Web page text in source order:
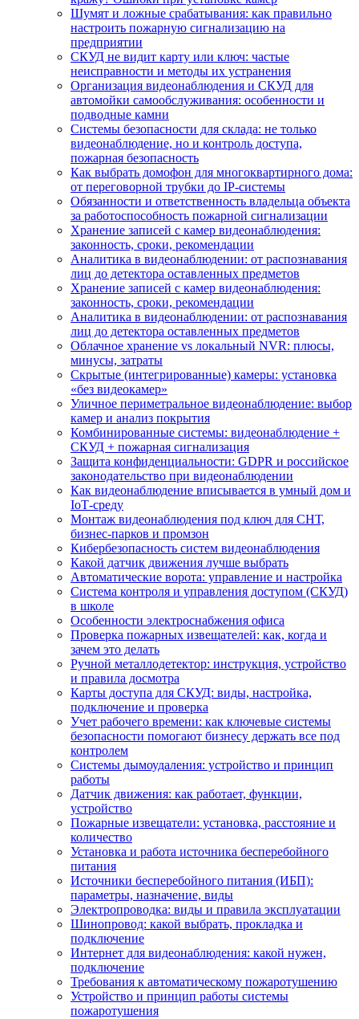
Шумят и ложные срабатывания: как правильно
настроить пожарную сигнализацию на
предприятии
СКУД не видит карту или ключ: частые
неисправности и методы их устранения
Организация видеонаблюдения и СКУД для
автомойки самообслуживания: особенности и
подводные камни
Системы безопасности для склада: не только
видеонаблюдение, но и контроль доступа,
пожарная безопасность
Как выбрать домофон для многоквартирного дома:
от переговорной трубки до IP-системы
Обязанности и ответственность владельца объекта
за работоспособность пожарной сигнализации
Хранение записей с камер видеонаблюдения:
законность, сроки, рекомендации
Аналитика в видеонаблюдении: от распознавания
лиц до детектора оставленных предметов
Хранение записей с камер видеонаблюдения:
законность, сроки, рекомендации
Аналитика в видеонаблюдении: от распознавания
лиц до детектора оставленных предметов
Облачное хранение vs локальный NVR: плюсы,
минусы, затраты
Скрытые (интегрированные) камеры: установка
«без видеокамер»
Уличное периметральное видеонаблюдение: выбор
камер и анализ покрытия
Комбинированные системы: видеонаблюдение +
СКУД + пожарная сигнализация
Защита конфиденциальности: GDPR и российское
законодательство при видеонаблюдении
Как видеонаблюдение вписывается в умный дом и
IoT‑среду
Монтаж видеонаблюдения под ключ для СНТ,
бизнес‑парков и промзон
Кибербезопасность систем видеонаблюдения
Какой датчик движения лучше выбрать
Автоматические ворота: управление и настройка
Система контроля и управления доступом (СКУД)
в школе
Особенности электроснабжения офиса
Проверка пожарных извещателей: как, когда и
зачем это делать
Ручной металлодетектор: инструкция, устройство
и правила досмотра
Карты доступа для СКУД: виды, настройка,
подключение и проверка
Учет рабочего времени: как ключевые системы
безопасности помогают бизнесу держать все под
контролем
Системы дымоудаления: устройство и принцип
работы
Датчик движения: как работает, функции,
устройство
Пожарные извещатели: установка, расстояние и
количество
Установка и работа источника бесперебойного
питания
Источники бесперебойного питания (ИБП):
параметры, назначение, виды
Электропроводка: виды и правила эксплуатации
Шинопровод: какой выбрать, прокладка и
подключение
Интернет для видеонаблюдения: какой нужен,
подключение
Требования к автоматическому пожаротушению
Устройство и принцип работы системы
пожаротушения